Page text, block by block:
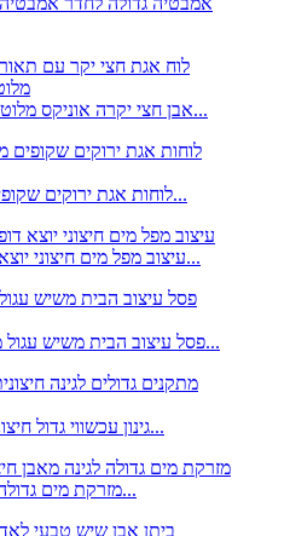
אבן חצי יקרה אוניקס מלוטש אדום רובי מלוטש...
לוחות אגת ירוקים שקופים מאבן חצי יקרה מ...
עיצוב מפל מים חיצוני יוצא דופן מאבן קיר גבוה...
פסל עיצוב הבית משיש עגול מפל מים מזרקת מים...
גינון עכשווי גדול חיצוני עם בריכה חיצונית...
מזרקת מים גדולה לגינה מאבן חיצונית...